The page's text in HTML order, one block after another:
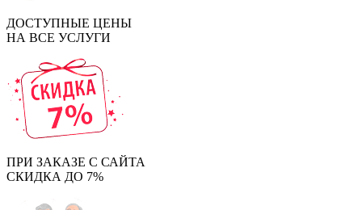
ДОСТУПНЫЕ ЦЕНЫ
НА ВСЕ УСЛУГИ
ПРИ ЗАКАЗЕ С САЙТА
СКИДКА ДО 7%